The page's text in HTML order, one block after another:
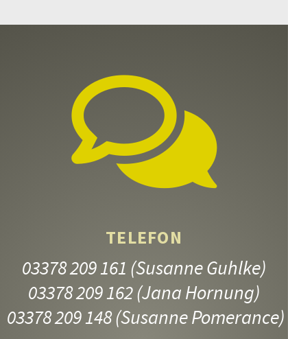
TELEFON
03378 209 161 (Susanne Guhlke)
03378 209 162(Jana Hornung)
03378 209 148(Susanne Pomerance)